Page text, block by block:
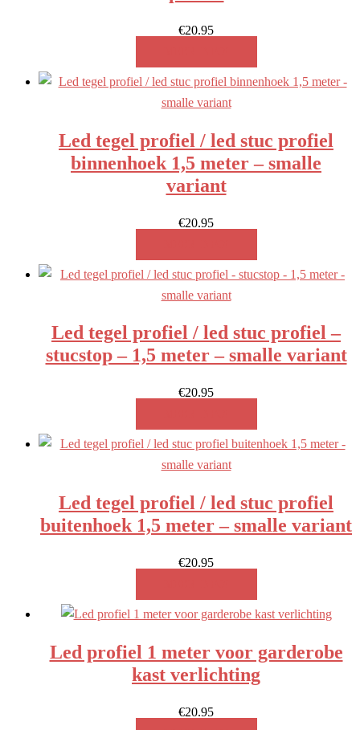
€20.95
Led tegel profiel / led stuc profiel
binnenhoek 1,5 meter – smalle
variant
€20.95
Led tegel profiel / led stuc profiel –
stucstop – 1,5 meter – smalle variant
€20.95
Led tegel profiel / led stuc profiel
buitenhoek 1,5 meter – smalle variant
€20.95
Led profiel 1 meter voor garderobe
kast verlichting
€20.95